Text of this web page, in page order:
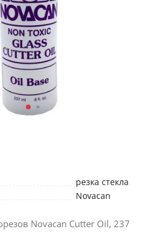
резка стекла
Novacan
Novacan Cutter Oil, 237